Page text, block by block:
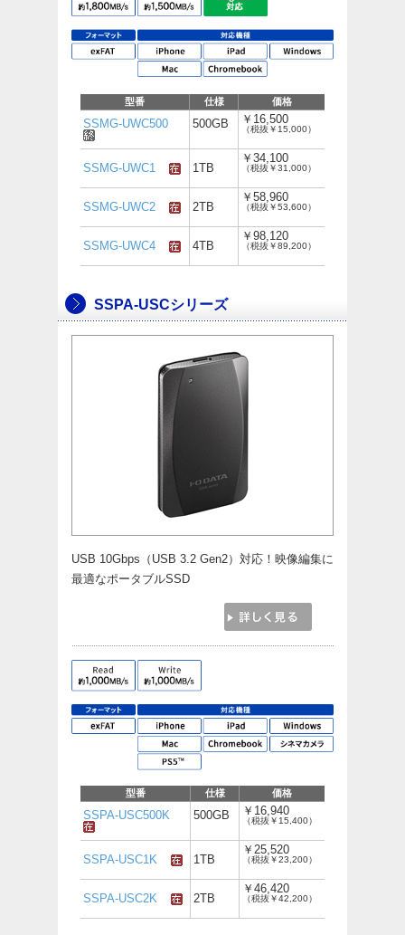
型番 仕様 価格
SSMG-UWC500 500GB ￥16,500
（税抜￥15,000）
SSMG-UWC1 1TB
￥34,100
（税抜￥31,000）
SSMG-UWC2 2TB
￥58,960
（税抜￥53,600）
SSMG-UWC4 4TB
￥98,120
（税抜￥89,200）
SSPA-USCシリーズ
USB 10Gbps（USB 3.2 Gen2）対応！映像編集に
最適なポータブルSSD
型番 仕様 価格
SSPA-USC500K 500GB ￥16,940
（税抜￥15,400）
SSPA-USC1K 1TB
￥25,520
（税抜￥23,200）
SSPA-USC2K 2TB
￥46,420
（税抜￥42,200）